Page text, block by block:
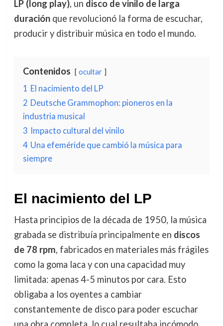
LP (long play), un disco de vinilo de larga
duraciónque revolucionó la forma de escuchar,
producir y distribuir música en todo el mundo.
Contenidos ocultar
1 El nacimiento del LP
2 Deutsche Grammophon: pioneros en la
industria musical
3
Impacto cultural del vinilo
4 Una efeméride que cambió la música para
siempre
El nacimiento del LP
Hasta principios de la década de 1950, la música
grabada se distribuía principalmente en discos
de 78 rpm, fabricados en materiales más frágiles
como la goma laca y con una capacidad muy
limitada: apenas 4-5 minutos por cara. Esto
obligaba a los oyentes a cambiar
constantemente de disco para poder escuchar